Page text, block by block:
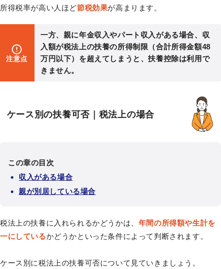
所得税率が高い人ほど節税効果が高まります。
注意点
一方、親に年金収入やパート収入がある場合、収
入額が税法上の扶養の所得制限（合計所得金額48
万円以下）を超えてしまうと、扶養控除は利用で
きません。
ケース別の扶養可否｜税法上の場合
この章の目次
収入がある場合
親が別居している場合
税法上の扶養に入れられるかどうかは、 年間の所得額や生計を
一にしているかどうかといった条件によって判断されます。
ケース別に税法上の扶養可否について見ていきましょう。